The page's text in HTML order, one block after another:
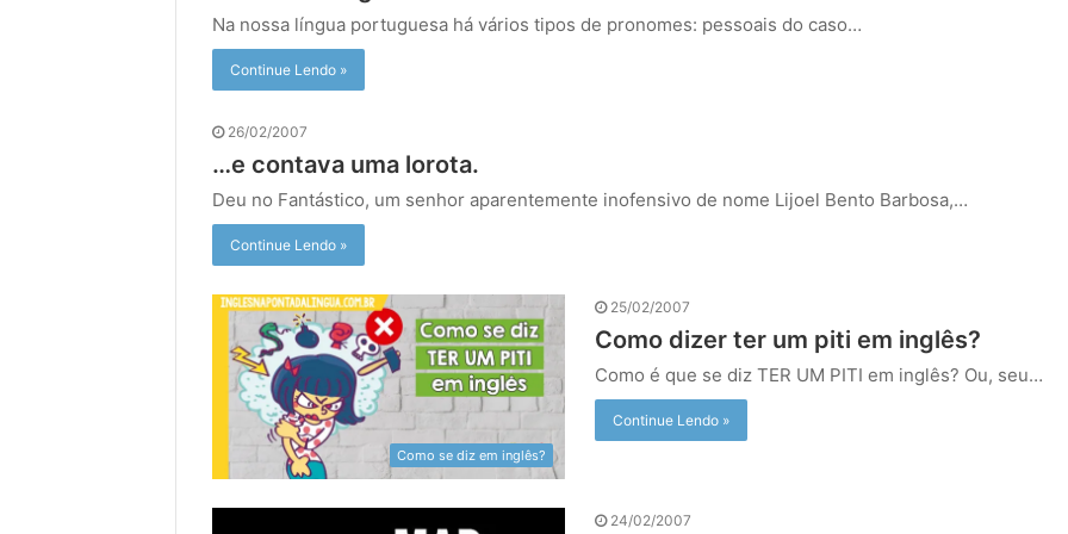
Na nossa língua portuguesa há vários tipos de pronomes: pessoais do caso…
Continue Lendo »
26/02/2007
…e contava uma lorota.
Deu no Fantástico, um senhor aparentemente inofensivo de nome Lijoel Bento Barbosa,…
Continue Lendo »
Como se diz em inglês?
25/02/2007
Como dizer ter um piti em inglês?
Como é que se diz TER UM PITI em inglês? Ou, seu…
Continue Lendo »
24/02/2007